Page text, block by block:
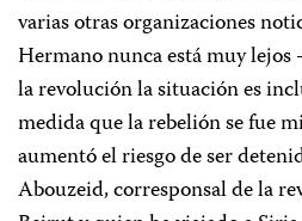
varias otras organizaciones
Hermano nunca está muy lejos
la revolución la situación es
medida que la rebelión se fue
aumentó el riesgo de ser
Abouzeid, corresponsal de la